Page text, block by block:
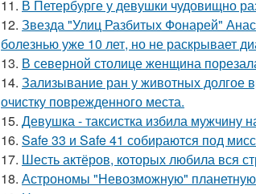
11. В Петербурге у девушки чудовищно
12. Звезда "Улиц Разбитых Фонарей"
болезнью уже 10 лет, но не раскрывает
13. В северной столице женщина
14. Зализывание ран у животных долгое
очистку поврежденного места.
15. Девушка - таксистка избила мужчину
16. Safe 33 и Safe 41 собираются под
17. Шесть актёров, которых любила вся
18. Астрономы "Невозможную"